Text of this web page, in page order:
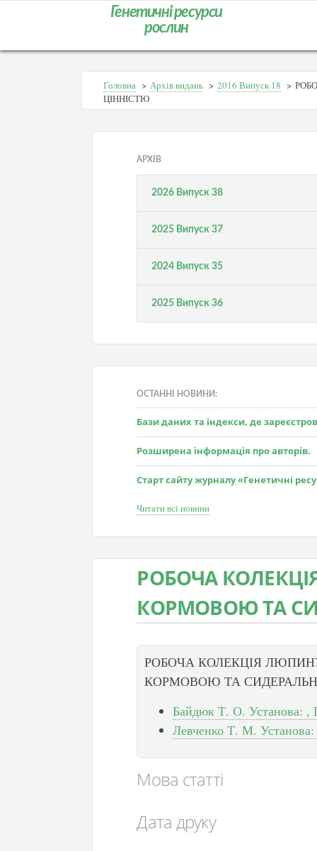
Генетичні ресурси
рослин
Головна > Архів видань > 2016 Випуск 18 >
ЦІННІСТЮ
АРХІВ
2026 Випуск 38
2025 Випуск 37
2024 Випуск 35
2025 Випуск 36
ОСТАННІ НОВИНИ:
Бази даних та індекси, де
Розширена інформація про авторів.
Старт сайту журналу «Генетичні
Читати всі новини
РОБОЧА
КОРМОВОЮ ТА
РОБОЧА КОЛЕКЦІЯ
КОРМОВОЮ ТА
Байдюк Т. О. Установа: ,
Левченко Т. М.
Мова статті
Дата друку